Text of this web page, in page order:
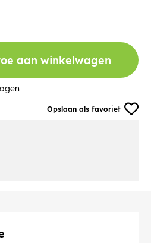
Opslaan als favoriet
aan winkelwagen